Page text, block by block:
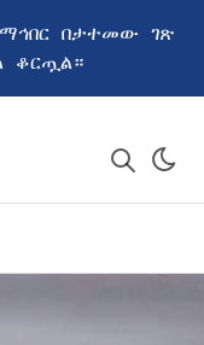
በታተመው ገጽ
ቆርጧል።